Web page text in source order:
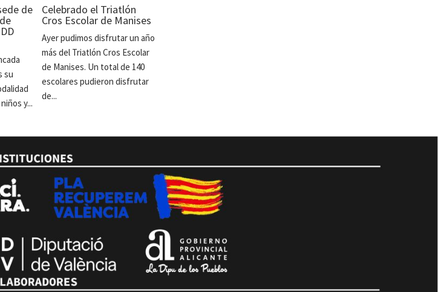
de
su
y...
Celebrado el Triatlón
Cros Escolar de Manises
Ayer pudimos disfrutar un año
más del Triatlón Cros Escolar
de Manises. Un total de 140
escolares pudieron disfrutar
de...